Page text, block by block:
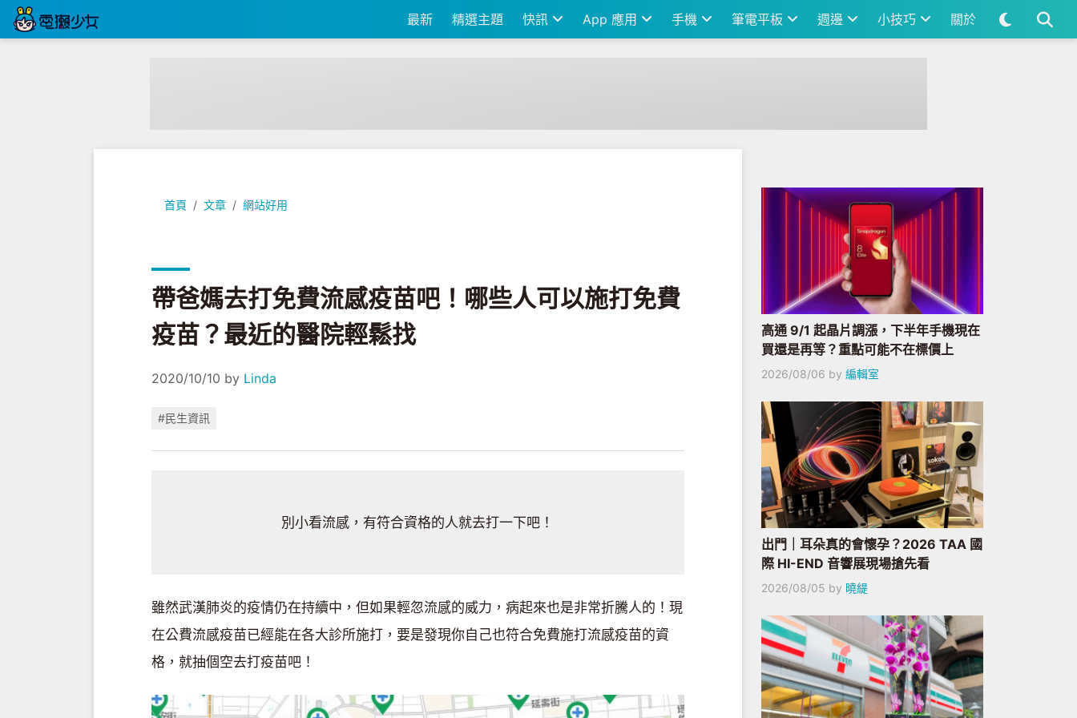
最新 精選主題 快訊 App 應用 手機 筆電平板 週邊 小技巧 關於
首頁 文章 網站好用
帶爸媽去打免費流感疫苗吧！哪些人可以施打免費疫苗？最近的醫院輕鬆找
帶爸媽去打免費流感疫苗吧！哪些人可以施打免費
疫苗？最近的醫院輕鬆找
2020/10/10 by Linda
#民生資訊
別小看流感，有符合資格的人就去打一下吧！
雖然武漢肺炎的疫情仍在持續中，但如果輕忽流感的威力，病起來也是非常折騰人的！現
在公費流感疫苗已經能在各大診所施打，要是發現你自己也符合免費施打流感疫苗的資
格，就抽個空去打疫苗吧！
高通 9/1 起晶片調漲，下半年手機現在
買還是再等？重點可能不在標價上
2026/08/06 by 編輯室
出門｜耳朵真的會懷孕？2026 TAA 國
際 HI-END 音響展現場搶先看
2026/08/05 by 曉緹